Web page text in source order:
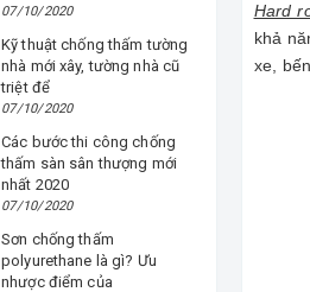
Hard
khả
xe,
07/10/2020
Kỹ thuật chống thấm tường
nhà mới xây, tường nhà cũ
triệt để
07/10/2020
Các bước thi công chống
thấm sàn sân thượng mới
nhất 2020
07/10/2020
Sơn chống thấm
polyurethane là gì? Ưu
nhược điểm của